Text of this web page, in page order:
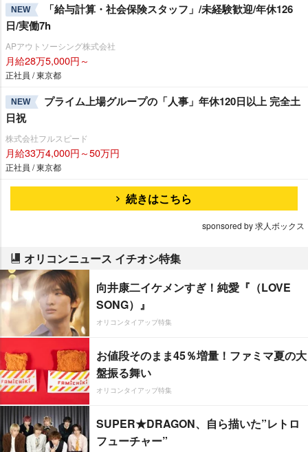
NEW
「給与計算・社会保険スタッフ」/未経験歓迎/年休126
日/実働7h
APアウトソーシング株式会社
月給28万5,000円～
正社員 / 東京都
NEW
プライム上場グループの「人事」年休120日以上 完全土
日祝
株式会社フルスピード
月給33万4,000円～50万円
正社員 / 東京都
続きはこちら
sponsored by 求人ボックス
オリコンニュース イチオシ特集
向井康二イケメンすぎ！純愛『（LOVE
SONG）』
オリコンタイアップ特集
お値段そのまま45％増量！ファミマ夏の大
盤振る舞い
オリコンタイアップ特集
SUPER★DRAGON、自ら描いた”レトロ
フューチャー”